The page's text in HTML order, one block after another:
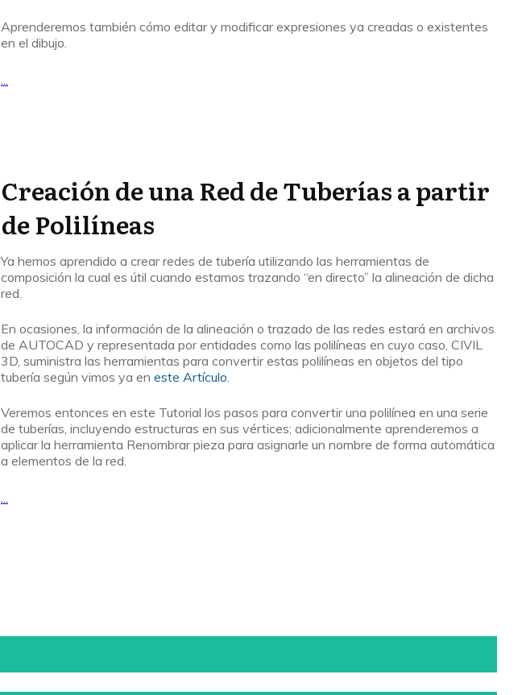
Aprenderemos también cómo editar y modificar expresiones ya creadas o existentes
en el dibujo.
...
Creación de una Red de Tuberías a partir
de Polilíneas
Ya hemos aprendido a crear redes de tubería utilizando las herramientas de
composición la cual es útil cuando estamos trazando “en directo” la alineación de dicha
red.
En ocasiones, la información de la alineación o trazado de las redes estará en archivos
de AUTOCAD y representada por entidades como las polilíneas en cuyo caso, CIVIL
3D, suministra las herramientas para convertir estas polilíneas en objetos del tipo
tubería según vimos ya en este Artículo.
Veremos entonces en este Tutorial los pasos para convertir una polilínea en una serie
de tuberías, incluyendo estructuras en sus vértices; adicionalmente aprenderemos a
aplicar la herramienta Renombrar pieza para asignarle un nombre de forma automática
a elementos de la red.
...